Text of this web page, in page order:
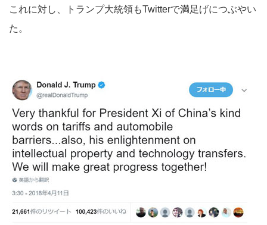
これに対し、トランプ大統領もTwitterで満足げにつぶやい
た。